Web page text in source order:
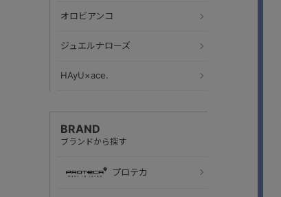
オロビアンコ
ジュエルナローズ
HAyU×ace.
BRAND
ブランドから探す
プロテカ